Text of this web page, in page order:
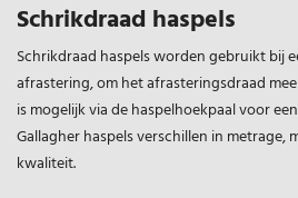
Elektrisch afrasteringsmateriaal
Schrikdraad haspels
Schrikdraad haspels worden gebruikt bij
afrastering, om het afrasteringsdraad
is mogelijk via de haspelhoekpaal voor
Gallagher haspels verschillen in metrage,
kwaliteit.